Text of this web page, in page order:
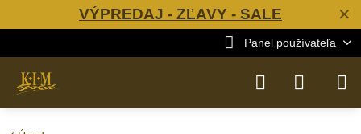
✕
VÝPREDAJ - ZĽAVY - SALE
Panel používateľa